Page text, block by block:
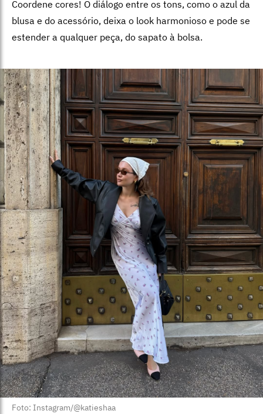
Coordene cores! O diálogo entre os tons, como o azul da
blusa e do acessório, deixa o look harmonioso e pode se
estender a qualquer peça, do sapato à bolsa.
Foto: Instagram/@katieshaa